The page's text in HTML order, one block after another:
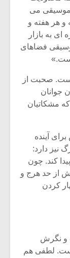
موسیقی می
و هر هفته و
به بازار
فضاهای
صحبت از
جوانان
مشکاتیان
آینده
نیز دارد:
کند. چون
از حد هرج و
کردن
و نگرش
لطفی هم